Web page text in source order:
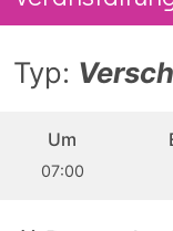
Typ:
Um
07:00